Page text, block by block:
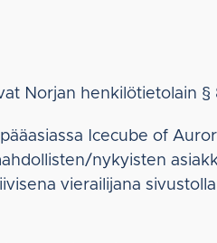
Norjan henkilötietolain §
Icecube of
nykyisten
vierailijana